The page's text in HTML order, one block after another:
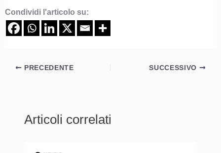
Condividi l'articolo su:
PRECEDENTE SUCCESSIVO
Articoli correlati